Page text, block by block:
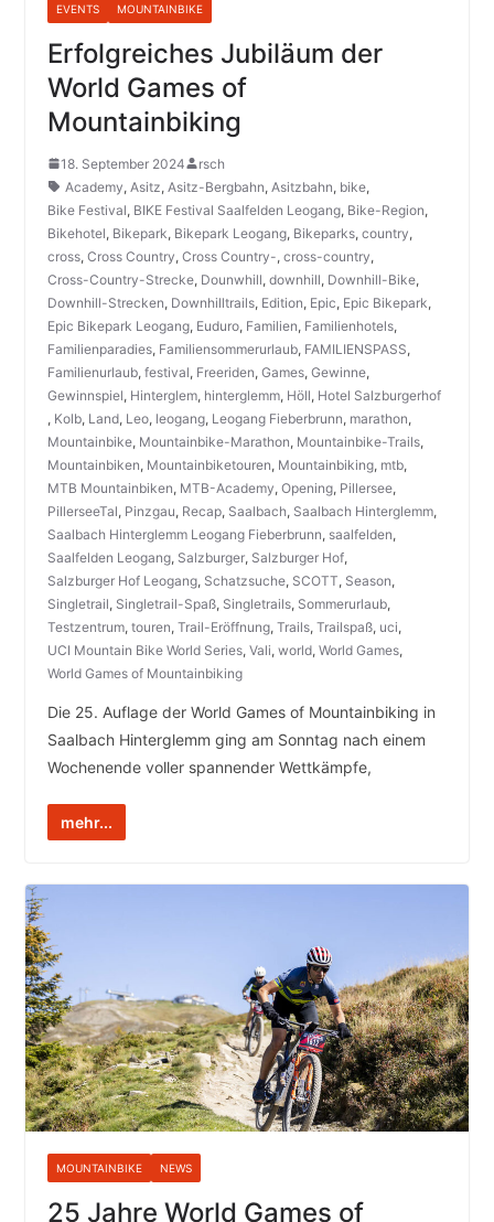
EVENTS MOUNTAINBIKE
Erfolgreiches Jubiläum der
World Games of
Mountainbiking
18. September 2024
rsch
Academy, Asitz, Asitz-Bergbahn, Asitzbahn, bike,
Bike Festival, BIKE Festival Saalfelden Leogang, Bike-Region,
Bikehotel, Bikepark, Bikepark Leogang, Bikeparks, country,
cross, Cross Country, Cross Country-, cross-country,
Cross-Country-Strecke, Dounwhill, downhill, Downhill-Bike,
Downhill-Strecken, Downhilltrails, Edition, Epic, Epic Bikepark,
Epic Bikepark Leogang, Euduro, Familien, Familienhotels,
Familienparadies, Familiensommerurlaub, FAMILIENSPASS,
Familienurlaub, festival, Freeriden, Games, Gewinne,
Gewinnspiel, Hinterglem, hinterglemm, Höll, Hotel Salzburgerhof
, Kolb, Land, Leo, leogang, Leogang Fieberbrunn, marathon,
Mountainbike, Mountainbike-Marathon, Mountainbike-Trails,
Mountainbiken, Mountainbiketouren, Mountainbiking, mtb,
MTB Mountainbiken, MTB-Academy, Opening, Pillersee,
PillerseeTal, Pinzgau, Recap, Saalbach, Saalbach Hinterglemm,
Saalbach Hinterglemm Leogang Fieberbrunn, saalfelden,
Saalfelden Leogang, Salzburger, Salzburger Hof,
Salzburger Hof Leogang, Schatzsuche, SCOTT, Season,
Singletrail, Singletrail-Spaß, Singletrails, Sommerurlaub,
Testzentrum, touren, Trail-Eröffnung, Trails, Trailspaß, uci,
UCI Mountain Bike World Series, Vali, world, World Games,
World Games of Mountainbiking
Die 25. Auflage der World Games of Mountainbiking in
Saalbach Hinterglemm ging am Sonntag nach einem
Wochenende voller spannender Wettkämpfe,
mehr...
MOUNTAINBIKE NEWS
25 Jahre World Games of